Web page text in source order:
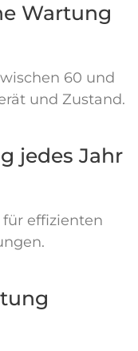
Wartung
60 und
und Zustand.
jedes Jahr
effizienten